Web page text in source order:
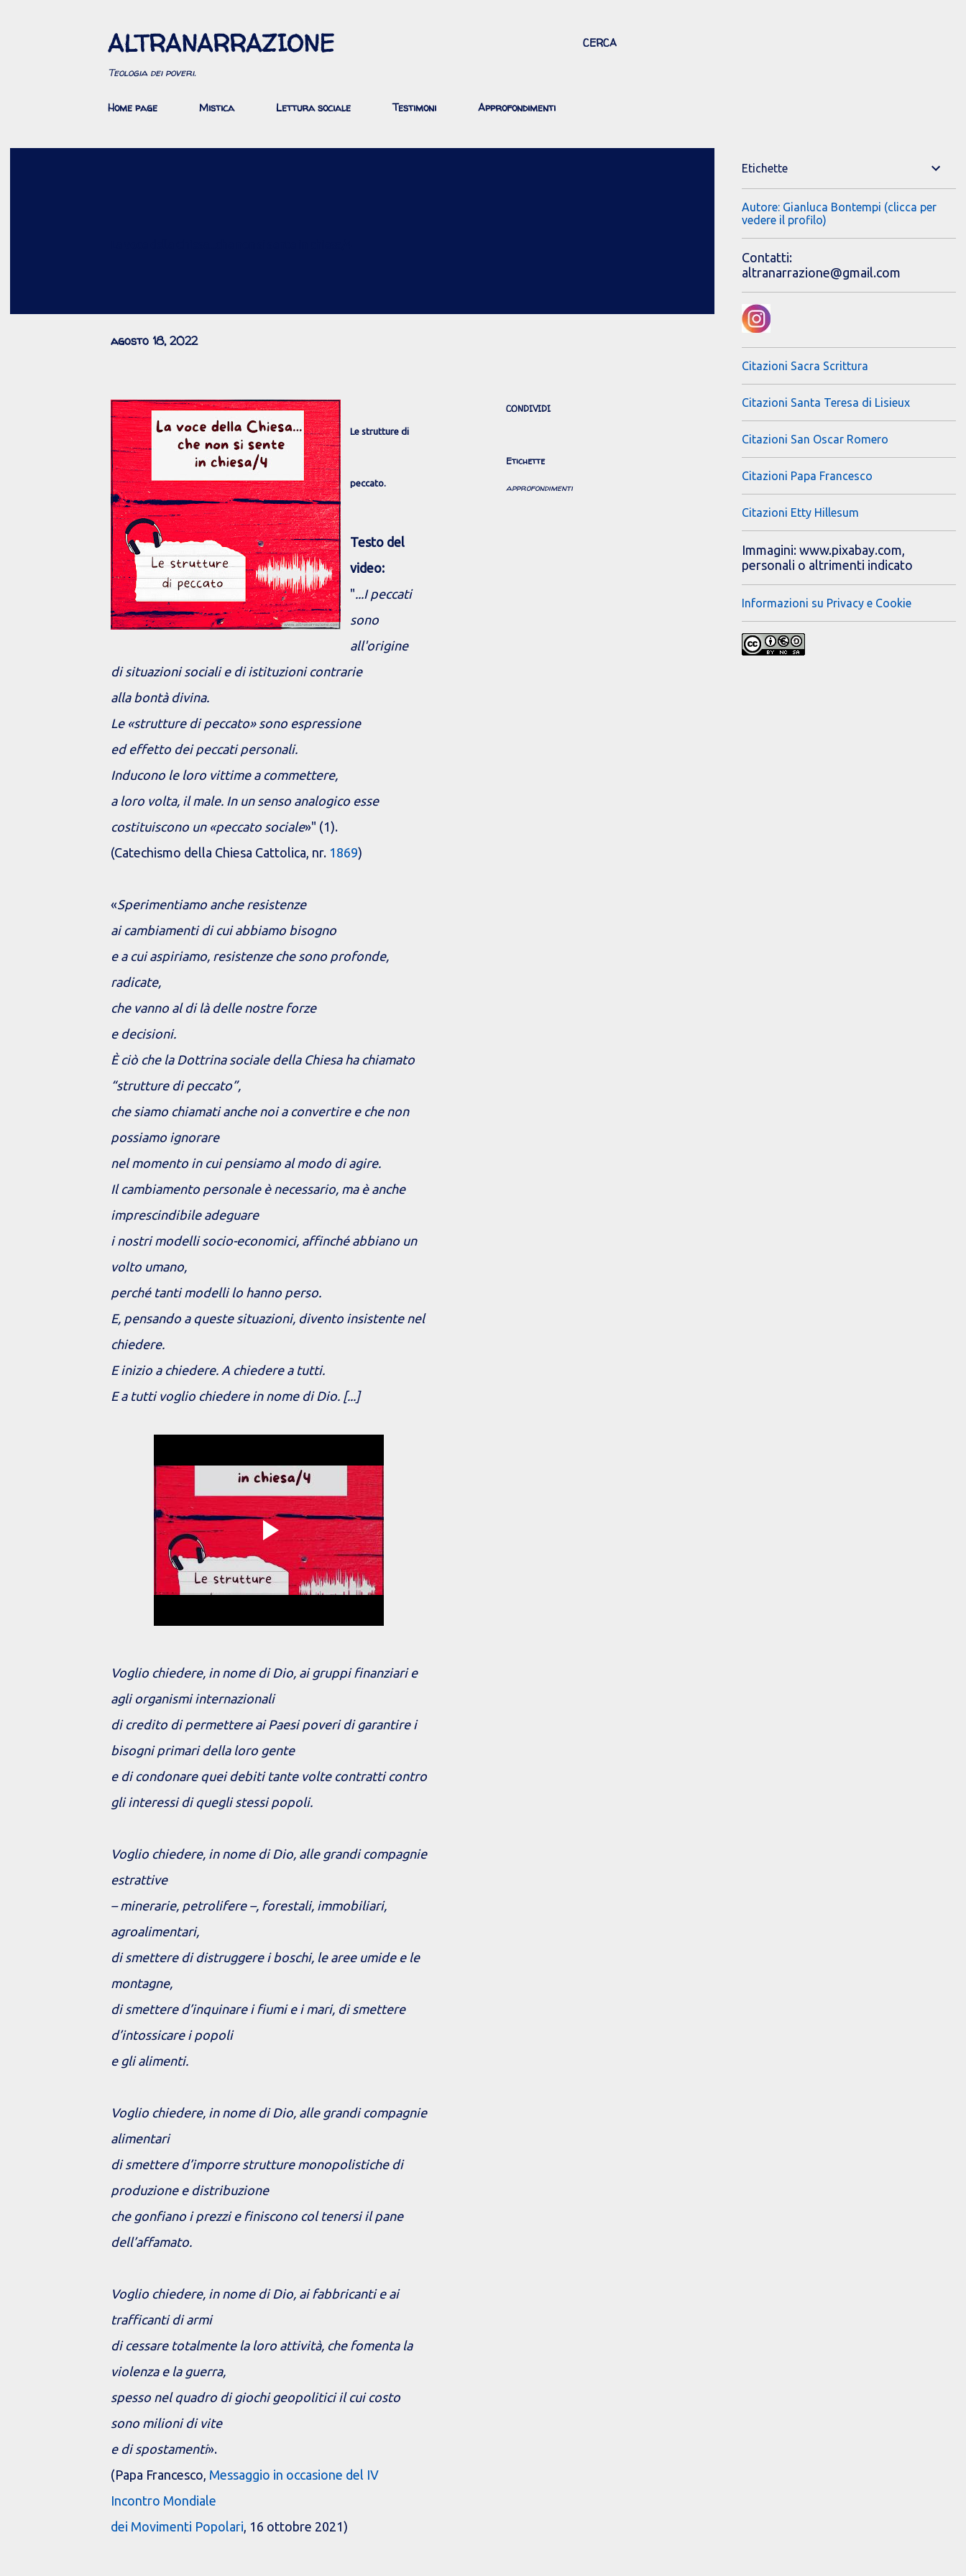
ALTRANARRAZIONE
Teologia dei poveri.
CERCA
Home page Mistica Lettura sociale Testimoni Approfondimenti
agosto 18, 2022
Le strutture di
peccato.
Testo del
video:
"...I peccati
sono
all'origine
di situazioni sociali e di istituzioni contrarie
alla bontà divina.
Le «strutture di peccato» sono espressione
ed effetto dei peccati personali.
Inducono le loro vittime a commettere,
a loro volta, il male. In un senso analogico esse
costituiscono un «peccato sociale»" (1).
(Catechismo della Chiesa Cattolica, nr. 1869)
«Sperimentiamo anche resistenze
ai cambiamenti di cui abbiamo bisogno
e a cui aspiriamo, resistenze che sono profonde,
radicate,
che vanno al di là delle nostre forze
e decisioni.
È ciò che la Dottrina sociale della Chiesa ha chiamato
“strutture di peccato”,
che siamo chiamati anche noi a convertire e che non
possiamo ignorare
nel momento in cui pensiamo al modo di agire.
Il cambiamento personale è necessario, ma è anche
imprescindibile adeguare
i nostri modelli socio-economici, affinché abbiano un
volto umano,
perché tanti modelli lo hanno perso.
E, pensando a queste situazioni, divento insistente nel
chiedere.
E inizio a chiedere. A chiedere a tutti.
E a tutti voglio chiedere in nome di Dio. [...]
Voglio chiedere, in nome di Dio, ai gruppi finanziari e
agli organismi internazionali
di credito di permettere ai Paesi poveri di garantire i
bisogni primari della loro gente
e di condonare quei debiti tante volte contratti contro
gli interessi di quegli stessi popoli.
Voglio chiedere, in nome di Dio, alle grandi compagnie
estrattive
– minerarie, petrolifere –, forestali, immobiliari,
agroalimentari,
di smettere di distruggere i boschi, le aree umide e le
montagne,
di smettere d’inquinare i fiumi e i mari, di smettere
d’intossicare i popoli
e gli alimenti.
Voglio chiedere, in nome di Dio, alle grandi compagnie
alimentari
di smettere d’imporre strutture monopolistiche di
produzione e distribuzione
che gonfiano i prezzi e finiscono col tenersi il pane
dell’affamato.
Voglio chiedere, in nome di Dio, ai fabbricanti e ai
trafficanti di armi
di cessare totalmente la loro attività, che fomenta la
violenza e la guerra,
spesso nel quadro di giochi geopolitici il cui costo
sono milioni di vite
e di spostamenti».
(Papa Francesco, Messaggio in occasione del IV
Incontro Mondiale
dei Movimenti Popolari, 16 ottobre 2021)
CONDIVIDI
Etichette
approfondimenti
Etichette
Autore: Gianluca Bontempi (clicca per
vedere il profilo)
Contatti:
altranarrazione@gmail.com
Citazioni Sacra Scrittura
Citazioni Santa Teresa di Lisieux
Citazioni San Oscar Romero
Citazioni Papa Francesco
Citazioni Etty Hillesum
Immagini: www.pixabay.com,
personali o altrimenti indicato
Informazioni su Privacy e Cookie